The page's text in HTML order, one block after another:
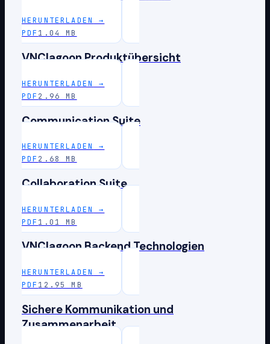
HERUNTERLADEN
→
PDF 1.04 MB
VNClagoon Produktübersicht
HERUNTERLADEN
→
PDF 2.96 MB
Communication Suite
HERUNTERLADEN
→
PDF 2.68 MB
Collaboration Suite
HERUNTERLADEN
→
PDF 1.01 MB
VNClagoon Backend Technologien
HERUNTERLADEN
→
PDF 12.95 MB
Sichere Kommunikation und
Zusammenarbeit